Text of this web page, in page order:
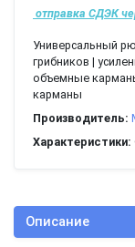
отправка СДЭК
Универсальный
грибников |
объемные
карманы
Производитель:
Характеристики:
Описание